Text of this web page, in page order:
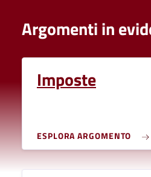
Argomenti in
Imposte
ESPLORA ARGOMENTO